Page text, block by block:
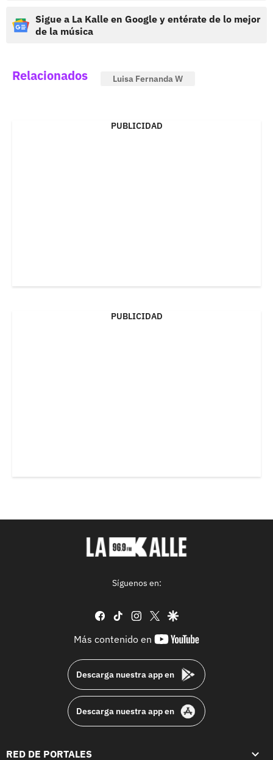
Sigue a La Kalle en Google y entérate de lo mejor
de la música
Relacionados Luisa Fernanda W
PUBLICIDAD
PUBLICIDAD
Síguenos en:
facebook
tiktok instagram
twittergoogle
Más contenido en
youtube-
Descarga nuestra app en
Descarga nuestra app en
RED DE PORTALES